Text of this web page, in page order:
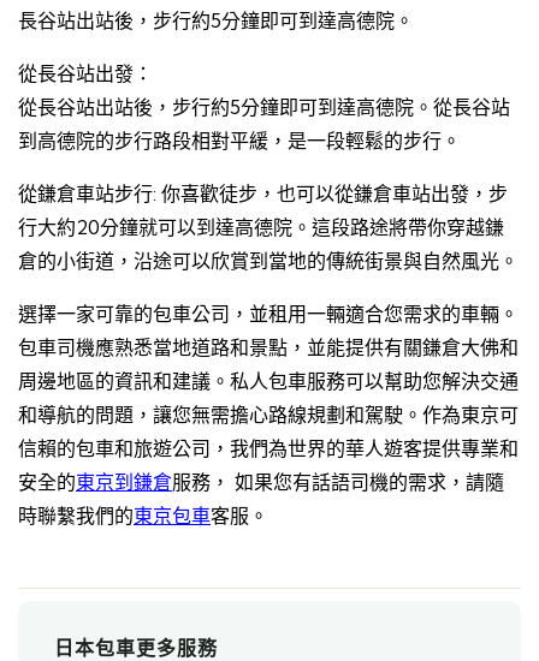
長谷站出站後，步行約5分鐘即可到達高德院。
從長谷站出發：
從長谷站出站後，步行約5分鐘即可到達高德院。從長谷站
到高德院的步行路段相對平緩，是一段輕鬆的步行。
從鎌倉車站步行: 你喜歡徒步，也可以從鎌倉車站出發，步
行大約20分鐘就可以到達高德院。這段路途將帶你穿越鎌
倉的小街道，沿途可以欣賞到當地的傳統街景與自然風光。
選擇一家可靠的包車公司，並租用一輛適合您需求的車輛。
包車司機應熟悉當地道路和景點，並能提供有關鎌倉大佛和
周邊地區的資訊和建議。私人包車服務可以幫助您解決交通
和導航的問題，讓您無需擔心路線規劃和駕駛。作為東京可
信賴的包車和旅遊公司，我們為世界的華人遊客提供專業和
安全的東京到鎌倉服務， 如果您有話語司機的需求，請隨
時聯繫我們的東京包車客服。
日本包車更多服務